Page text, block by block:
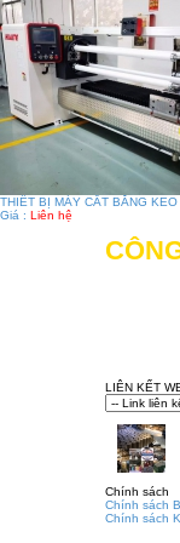
THIẾT BỊ MÁY CẮT BĂNG
Giá : Liên hệ
LIÊN KẾT
Chính sách
Chính sách
Chính sách